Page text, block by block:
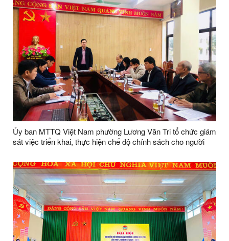
Ủy ban MTTQ Việt Nam phường Lương Văn Tri tổ chức giám
sát việc triển khai, thực hiện chế độ chính sách cho người
phường.